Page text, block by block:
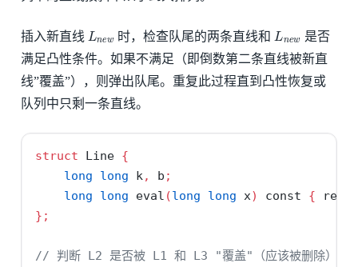
插入新直线 L w时，检查队尾的两条直线和 L
是否
满足凸性条件。如果不满足（即倒数第二条直线被新直
线”覆盖”），则弹出队尾。重复此过程直到凸性恢复或
队列中只剩一条直线。
struct Line {
long
long k, b ;
long
long eval (long long x) const {
};
// 判断 L2 是否被 L1 和 L3 "覆盖"（应该被删除）